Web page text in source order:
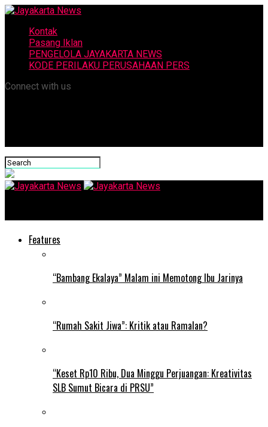
Kontak
Pasang Iklan
PENGELOLA JAYAKARTA NEWS
KODE PERILAKU PERUSAHAAN PERS
Connect with us
Features
“Bambang Ekalaya” Malam ini Memotong Ibu Jarinya
“Rumah Sakit Jiwa”: Kritik atau Ramalan?
“Keset Rp10 Ribu, Dua Minggu Perjuangan: Kreativitas
SLB Sumut Bicara di PRSU”